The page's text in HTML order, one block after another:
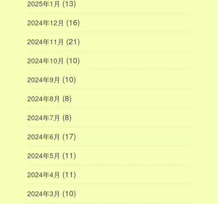
2025年1月 (13)
2024年12月 (16)
2024年11月 (21)
2024年10月 (10)
2024年9月 (10)
2024年8月 (8)
2024年7月 (8)
2024年6月 (17)
2024年5月 (11)
2024年4月 (11)
2024年3月 (10)